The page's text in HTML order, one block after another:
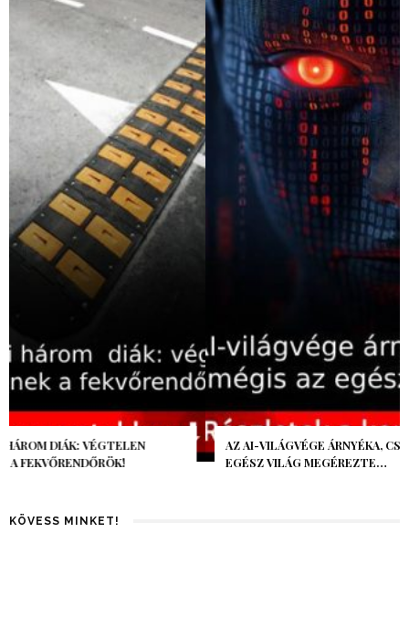
AZ AI-VILÁGVÉGE ÁRNYÉKA, CSAK PÁR ÓRA VOLT, MÉGIS AZ
EGÉSZ VILÁG MEGÉREZTE…
KÖVESS MINKET!